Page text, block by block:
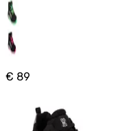
€ 89